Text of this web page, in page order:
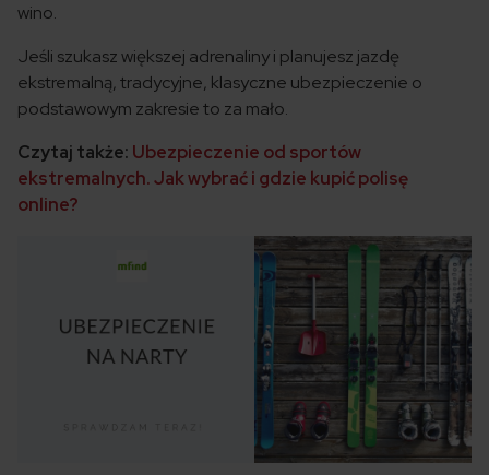
wino.
Jeśli szukasz większej adrenaliny i planujesz jazdę
ekstremalną, tradycyjne, klasyczne ubezpieczenie o
podstawowym zakresie to za mało.
Czytaj także: Ubezpieczenie od sportów
ekstremalnych. Jak wybrać i gdzie kupić polisę
online?